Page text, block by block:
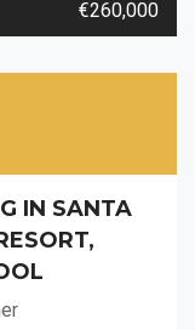
€260,000
IN SANTA